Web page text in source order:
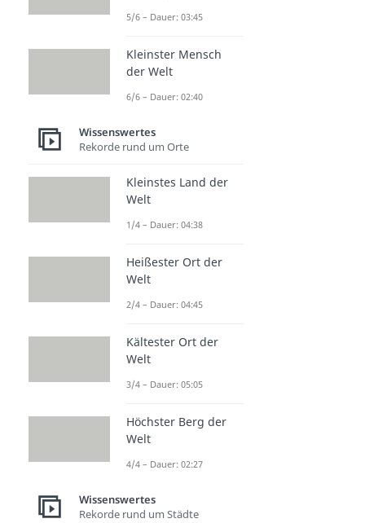
5/6 – Dauer: 03:45
Kleinster Mensch
der Welt
6/6 – Dauer: 02:40
Wissenswertes
Rekorde rund um Orte
Kleinstes Land der
Welt
1/4 – Dauer: 04:38
Heißester Ort der
Welt
2/4 – Dauer: 04:45
Kältester Ort der
Welt
3/4 – Dauer: 05:05
Höchster Berg der
Welt
4/4 – Dauer: 02:27
Wissenswertes
Rekorde rund um Städte